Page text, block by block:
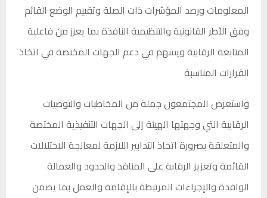
المعلومات ورصد المؤشرات ذات الصلة وتقييم الوضع القائم
وفق الأطر القانونية والتنظيمية النافذة بما يعزز من فاعلية
المتابعة الرقابية ويسهم في دعم الجهات المختصة في اتخاذ
القرارات المناسبة
واستعرض المجتمعون جملة من المخاطبات والتوصيات
الرقابية التي وجهتها الهيئة إلى الجهات التنفيذية المختصة
والمتعلقة بضرورة اتخاذ التدابير اللازمة لمعالجة الاختلالات
القائمة وتعزيز الرقابة على المنافذ والحدود والعمالة
الوافدة والإجراءات المرتبطة بالإقامة والعمل بما يضمن